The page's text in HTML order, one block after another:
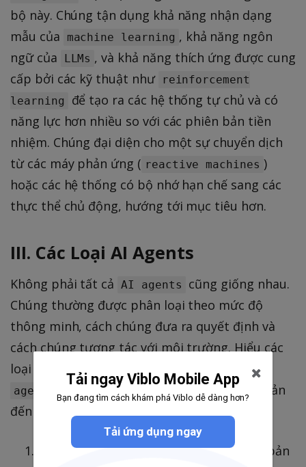
bộ này. Chúng tận dụng khả năng nhận dạng
mẫu của
machine learning , khả năng ngôn
ngữ của
LLMs , và khả năng thích ứng được cung
cấp bởi các kỹ thuật như
reinforcement
learning
để tạo ra các hệ thống tự chủ và có
năng lực hơn nhiều so với các phiên bản tiền
nhiệm. Chúng đại diện cho một sự chuyển dịch
từ các máy phản ứng ( reactive machines )
hoặc các hệ thống có bộ nhớ hạn chế sang các
thực thể chủ động, hướng tới mục tiêu hơn.
III. Các Loại AI Agents
Không phải tất cả AI agents
cũng giống nhau.
Chúng thường được phân loại theo mức độ
thông minh, cách chúng đưa ra quyết định và
cách chúng tương tác với môi trường. Hiểu các
loại này giúp đánh giá phạm vi nhiệm vụ mà
agents
có thể xử lý, từ các phản ứng đơn giản
đến học hỏi và tối ưu hóa phức tạp.
Simple Reflex Agents :Đây là loại cơ bản
Tải ngay Viblo Mobile App
Bạn đang tìm cách khám phá Viblo dễ dàng hơn?
Tải ứng dụng ngay